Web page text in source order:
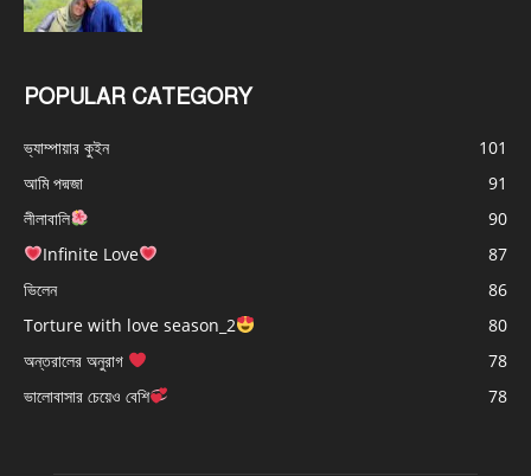
POPULAR CATEGORY
ভ্যাম্পায়ার কুইন
101
আমি পদ্মজা
91
লীলাবালি
90
Infinite Love
87
ভিলেন
86
Torture with love season_2
80
অন্তরালের অনুরাগ
78
ভালোবাসার চেয়েও বেশি
78